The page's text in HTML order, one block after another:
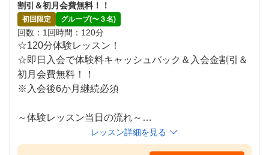
割引＆初月会費無料！！
初回限定 グループ(〜３名)
回数 1回時間 120分
☆120分体験レッスン！
☆即日入会で体験料キャッシュバック＆入会金割引＆
初月会費無料！！
※入会後6か月継続必須
～体験レッスン当日の流れ～
ご予約のお時間の10分前位にご来場ください。
レッスン詳細を見る